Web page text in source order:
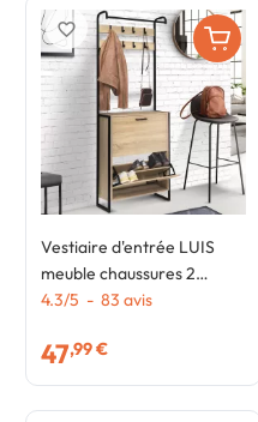
Vestiaire d'entrée LUIS
meuble chaussures 2
portes design industriel
4.3/5 - 83 avis
47,99 €
favorite_border